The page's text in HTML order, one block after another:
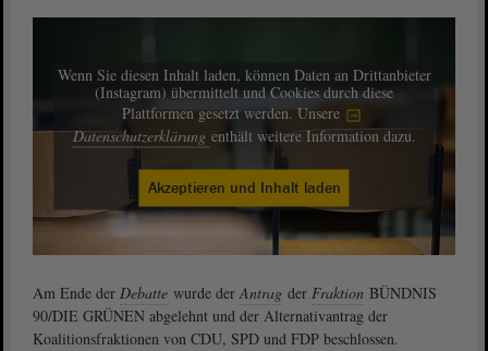
Wenn Sie diesen Inhalt laden, können Daten an Drittanbieter
(Instagram) übermittelt und Cookies durch diese
Plattformen gesetzt werden. Unsere
Datenschutzerklärung enthält weitere Information dazu.
Akzeptieren und Inhalt laden
Am Ende der Debatte wurde derAntrag der Fraktion BÜNDNIS
90/DIE GRÜNEN abgelehnt und der Alternativantrag der
Koalitionsfraktionen von CDU, SPD und FDP beschlossen.